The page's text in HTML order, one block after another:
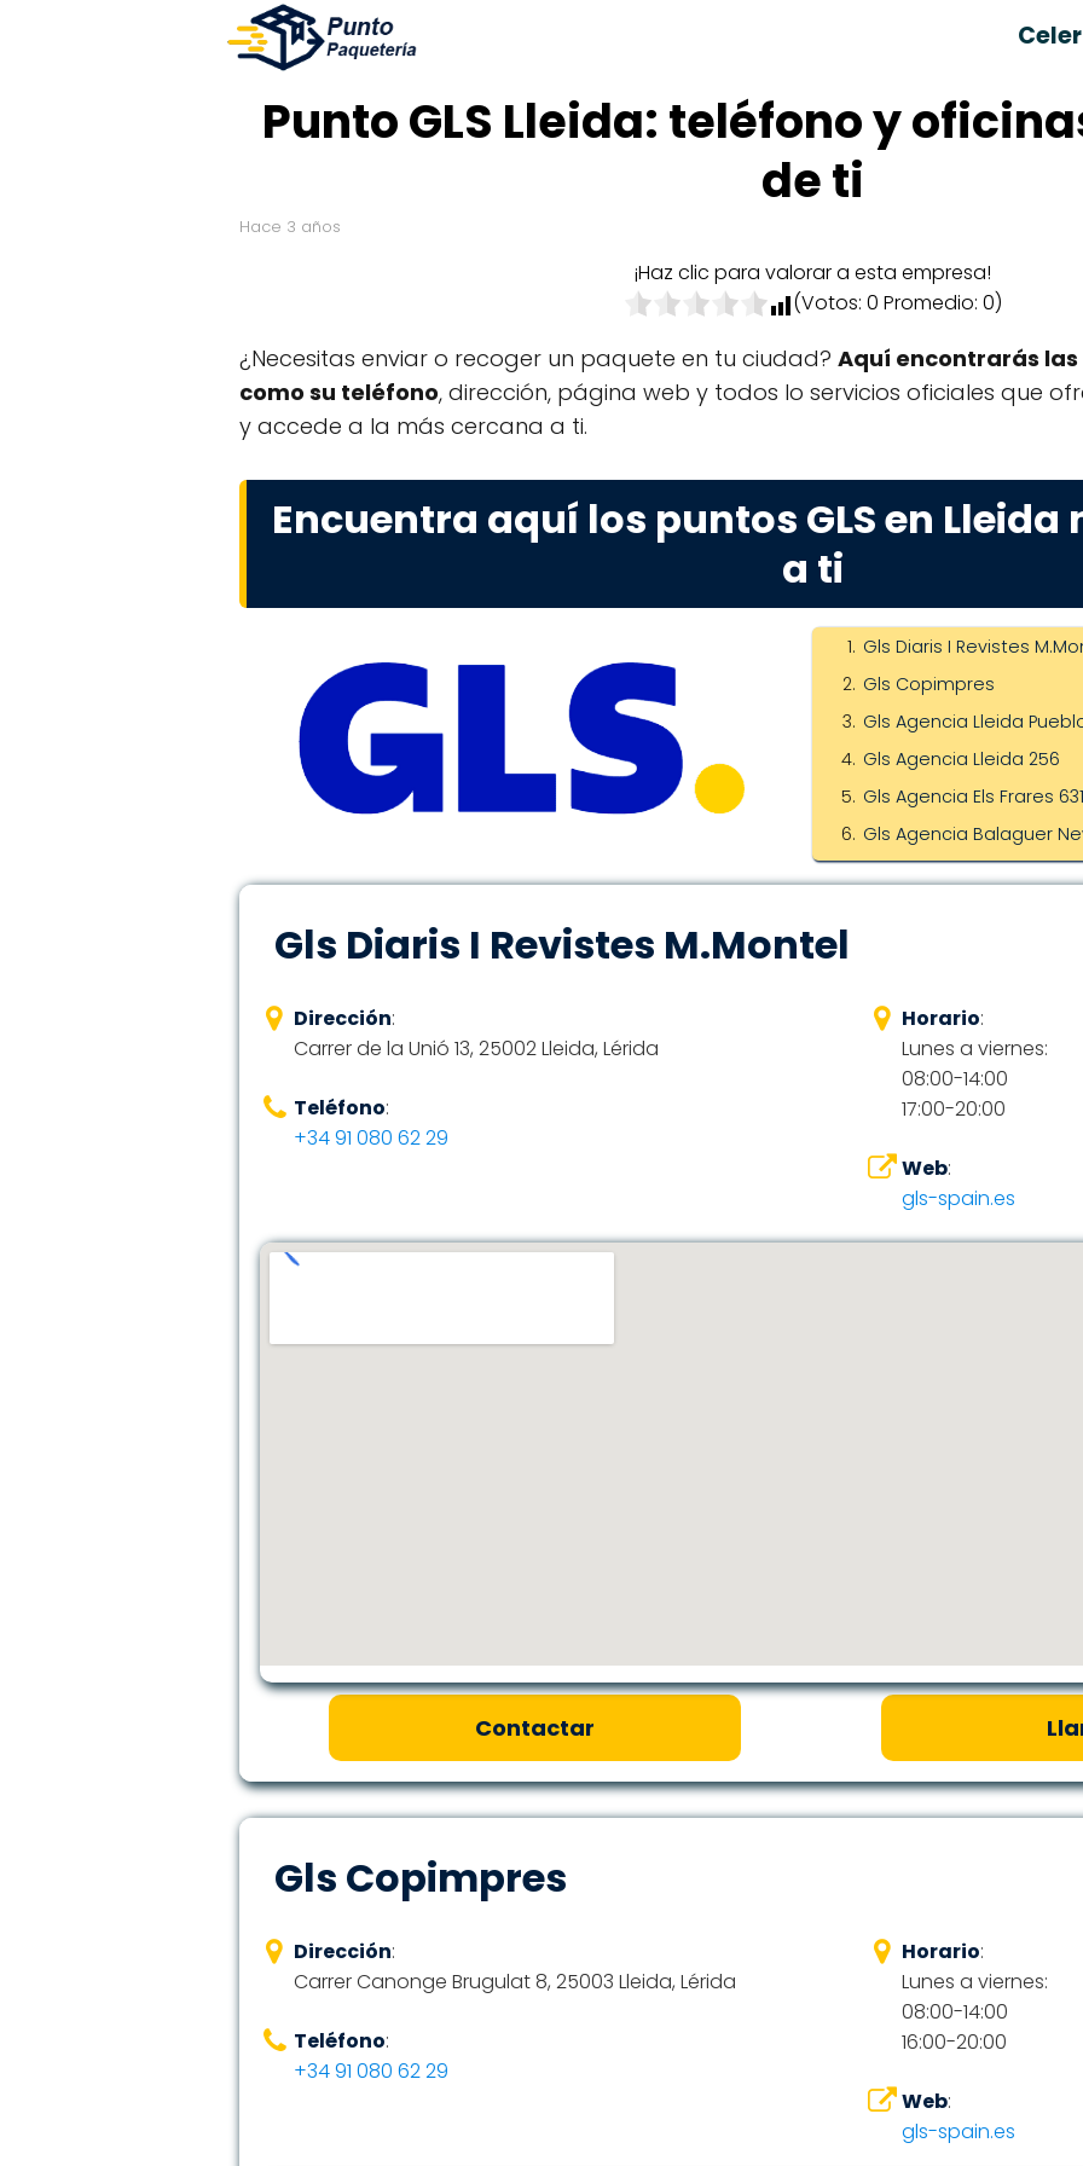
Punto GLS Lleida: teléfono y
de ti
hace 3 años
¡Haz clic para valorar a esta empresa!
(Votos: 0 Promedio: 0)
¿Necesitas enviar o recoger un paquete en tu ciudad? Aquí encontrarás las
como su teléfono, dirección, página web y todos lo servicios oficiales que
y accede a la más cercana a ti.
Encuentra aquí los puntos GLS en
a ti
Gls Diaris I Revistes
Gls Copimpres
Gls Agencia Lleida
Gls Agencia Lleida 256
Gls Agencia Els Frares 631
Gls Agencia Balaguer
Gls Diaris I Revistes M.Montel
Dirección:
Carrer de la Unió 13, 25002 Lleida, Lérida
Teléfono:
+34 91 080 62 29
Horario:
Lunes a viernes:
08:00-14:00
17:00-20:00
Web:
gls-spain.es
Contactar
Gls Copimpres
Dirección:
Carrer Canonge Brugulat 8, 25003 Lleida, Lérida
Teléfono:
+34 91 080 62 29
Horario:
Lunes a viernes:
08:00-14:00
16:00-20:00
Web:
gls-spain.es